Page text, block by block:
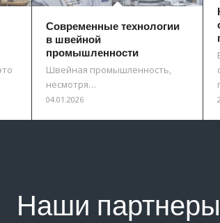
Современные технологии
в швейной
промышленности
Швейная промышленность,
несмотря…
04.01.2026
Наши партнеры